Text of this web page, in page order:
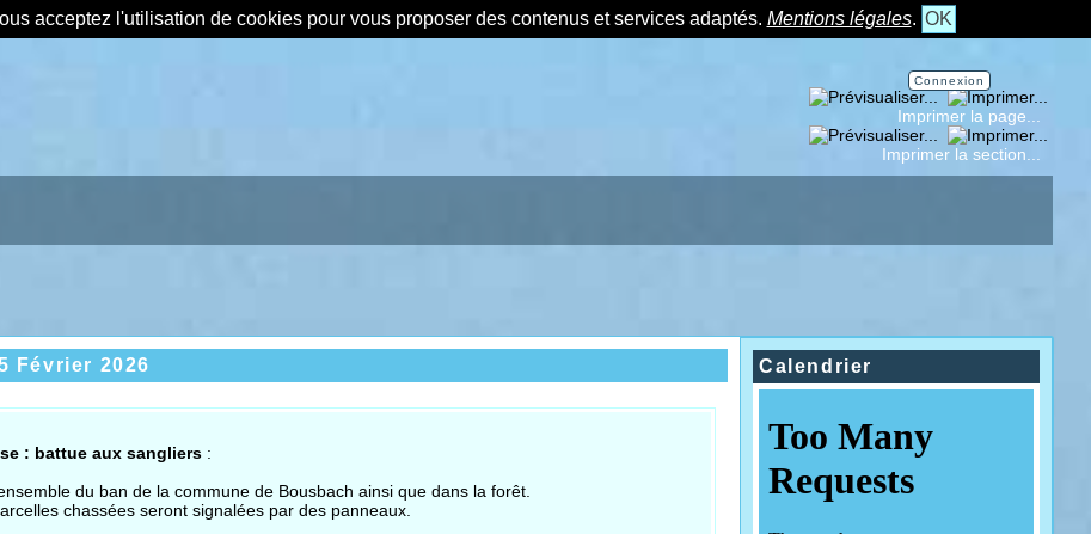
acceptez l'utilisation de cookies pour vous proposer des contenus et services adaptés. Mentions légales. OK
Imprimer la page...
Imprimer la section...
Connexion
Février 2026
: battue aux sangliers:
du ban de la commune de Bousbach ainsi que dans la forêt.
chassées seront signalées par des panneaux.
Calendrier